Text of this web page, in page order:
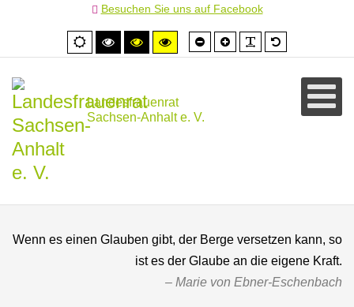
Besuchen Sie uns auf Facebook
Normale
Ansicht
Hoher
Kontrast
Hoher
Kontrast
Hoher
Kontrast
Schrift
kleiner
Schrift
größer
Landesfrauenrat
Sachsen-Anhalt e. V.
Wenn es einen Glauben gibt, der Berge versetzen kann, so
ist es der Glaube an die eigene Kraft.
Marie von Ebner-Eschenbach